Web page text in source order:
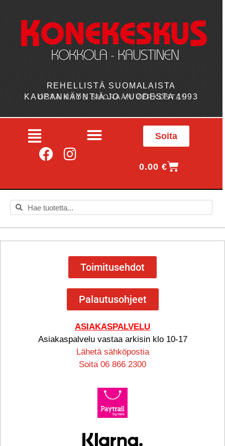
REHELLISTÄ SUOMALAISTA
KAUPANKÄYNTIÄ JO VUODESTA 1993
OSTA MYÖS SUORAAN VERKOSTA!
Soita
0.00€
Toimitusehdot
Palautusohjeet
ASIAKASPALVELU
Asiakaspalvelu vastaa arkisin klo 10-17
Lähetä sähköpostia
Soita 06 866 2300